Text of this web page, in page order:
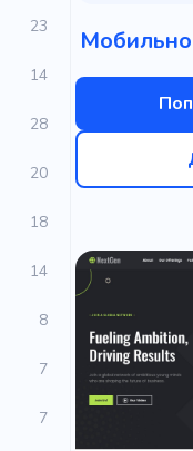
23
14
28
20
18
14
8
7
7